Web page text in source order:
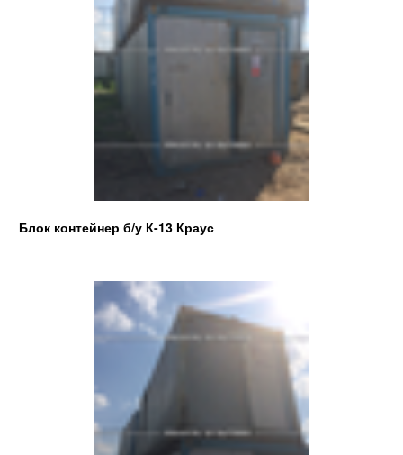
Блок контейнер б/у К-13 Краус